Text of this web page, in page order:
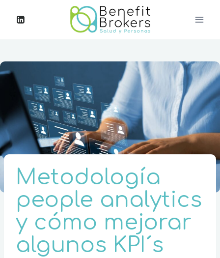
Metodología
people analytics
y cómo mejorar
algunos KPI´s